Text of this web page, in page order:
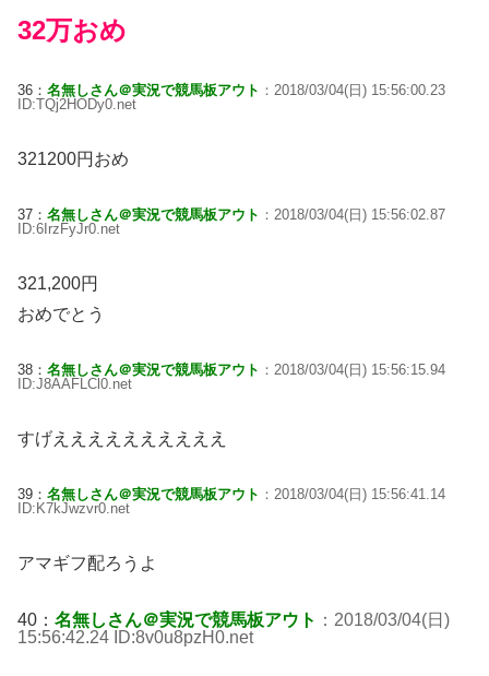
32万おめ
36： 名無しさん＠実況で競馬板アウト ：2018/03/04(日) 15:56:00.23
ID:TQj2HODy0.net
321200円おめ
37： 名無しさん＠実況で競馬板アウト ：2018/03/04(日) 15:56:02.87
ID:6IrzFyJr0.net
321,200円
おめでとう
38： 名無しさん＠実況で競馬板アウト ：2018/03/04(日) 15:56:15.94
ID:J8AAFLCl0.net
すげええええええええええ
39： 名無しさん＠実況で競馬板アウト ：2018/03/04(日) 15:56:41.14
ID:K7kJwzvr0.net
アマギフ配ろうよ
40： 名無しさん＠実況で競馬板アウト ：2018/03/04(日)
15:56:42.24 ID:8v0u8pzH0.net